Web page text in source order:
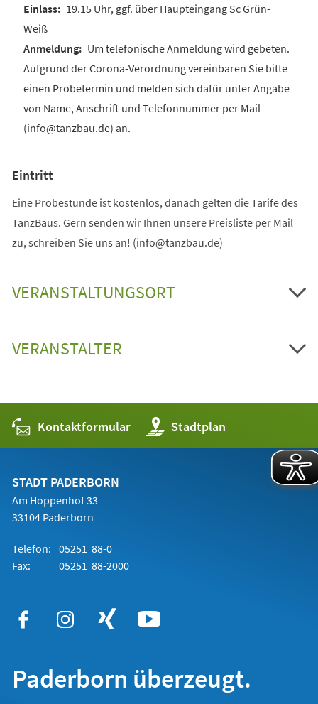
19.15 Uhr, ggf. über Haupteingang Sc Grün-
Weiß
Um telefonische Anmeldung wird gebeten.
Aufgrund der Corona-Verordnung vereinbaren Sie bitte
einen Probetermin und melden sich dafür unter Angabe
von Name, Anschrift und Telefonnummer per Mail
(info@tanzbau.de) an.
Eintritt
Eine Probestunde ist kostenlos, danach gelten die Tarife des
TanzBaus. Gern senden wir Ihnen unsere Preisliste per Mail
zu, schreiben Sie uns an! (info@tanzbau.de)
VERANSTALTUNGSORT
VERANSTALTER
Kontaktformular Stadtplan
(Öffnet
in
einem
STADT PADERBORN
Am Hoppenhof 33
33104 Paderborn
Telefon: 05251 88-0
Fax:
05251 88-2000
Paderborn überzeugt.